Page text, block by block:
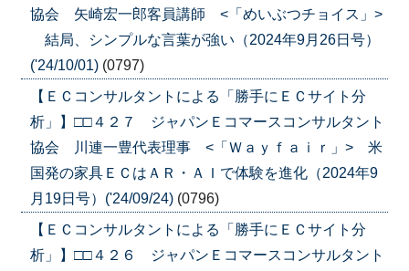
協会 矢崎宏一郎客員講師 <「めいぶつチョイス」>
結局、シンプルな言葉が強い（2024年9月26日号）
('24/10/01) (0797)
【ＥＣコンサルタントによる「勝手にＥＣサイト分
析」】□□４２７ ジャパンＥコマースコンサルタント
協会 川連一豊代表理事 <「Ｗａｙｆａｉｒ」> 米
国発の家具ＥＣはＡＲ・ＡＩで体験を進化（2024年9
月19日号）('24/09/24) (0796)
【ＥＣコンサルタントによる「勝手にＥＣサイト分
析」】□□４２６ ジャパンＥコマースコンサルタント